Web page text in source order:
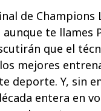
de Champions
te llames
que el
mejores
deporte. Y, sin
entera en